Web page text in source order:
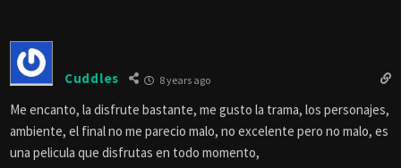
Cuddles 8 years ago
Me encanto, la disfrute bastante, me gusto la trama, los personajes,
ambiente, el final no me parecio malo, no excelente pero no malo, es
una pelicula que disfrutas en todo momento,